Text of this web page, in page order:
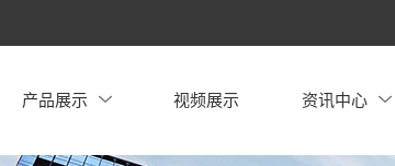
产品展示 视频展示 资讯中心